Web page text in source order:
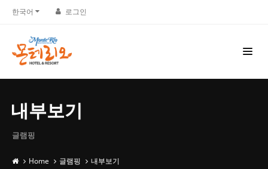
한국어 로그인
내부보기
글램핑
Home 글램핑 내부보기